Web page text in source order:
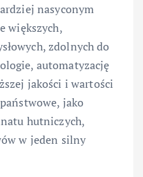
nasyconym
większych,
zdolnych do
automatyzację
jakości i wartości
jako
hutniczych,
w jeden silny